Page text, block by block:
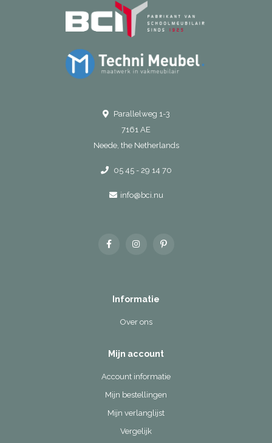
Parallelweg 1-3
7161 AE
Neede, the Netherlands
05 45 - 29 14 70
info@bci.nu
Informatie
Over ons
Mijn account
Account informatie
Mijn bestellingen
Mijn verlanglijst
Vergelijk